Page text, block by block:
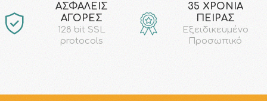
AΣΦΑΛΕΙΣ
ΑΓΟΡΕΣ
128 bit SSL
protocols
35 ΧΡΟΝΙΑ
ΠΕΙΡΑΣ
Εξειδικευμένο
Προσωπικό